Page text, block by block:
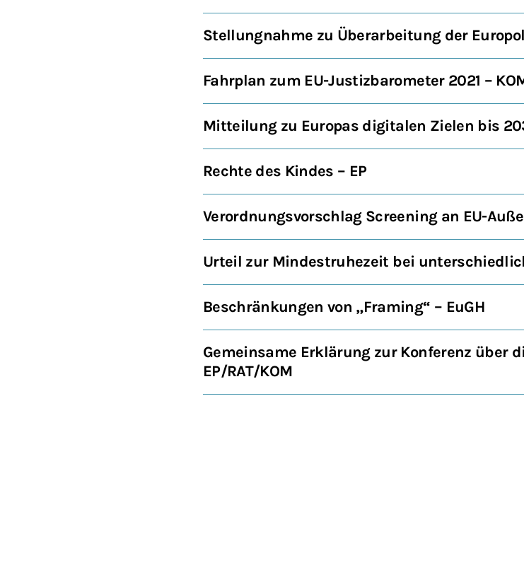
Stellungnahme zu Überarbeitung der
Fahrplan zum EU-Justizbarometer 2021 –
Mitteilung zu Europas digitalen Zielen bis
Rechte des Kindes – EP
Verordnungsvorschlag Screening an EU-
Urteil zur Mindestruhezeit bei
Beschränkungen von „Framing“ – EuGH
Gemeinsame Erklärung zur Konferenz über
EP/RAT/KOM